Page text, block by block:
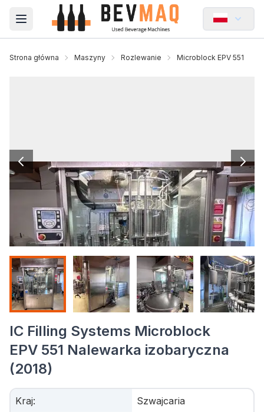
Open main menu
Strona główna Maszyny Rozlewanie Microblock EPV 551
IC Filling Systems Microblock
EPV 551 Nalewarka izobaryczna
(2018)
Kraj: Szwajcaria